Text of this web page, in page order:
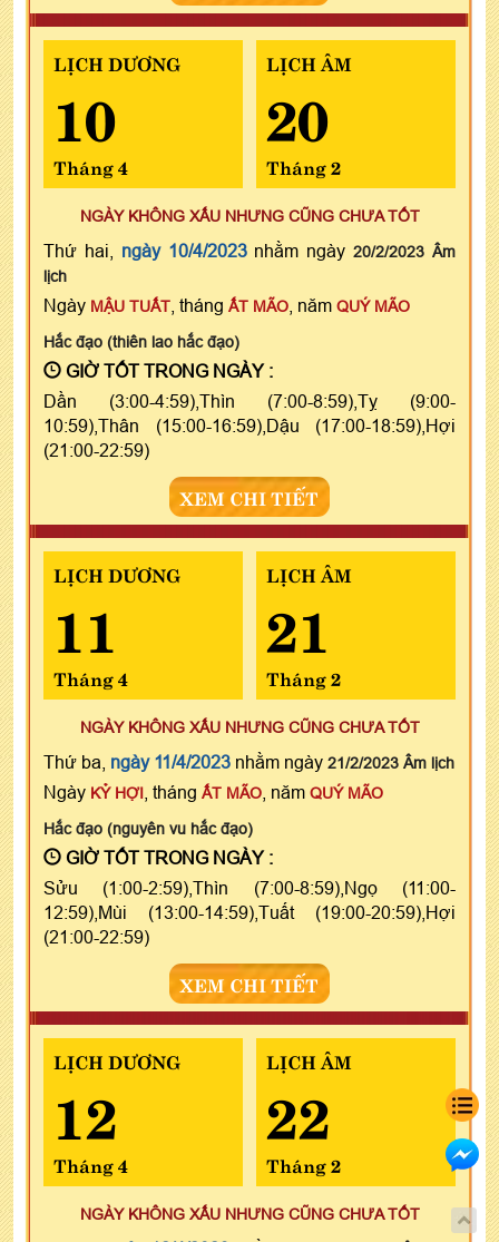
LỊCH DƯƠNG
10
Tháng 4
LỊCH ÂM
20
Tháng 2
NGÀY KHÔNG XẤU NHƯNG CŨNG CHƯA TỐT
Thứ hai, ngày 10/4/2023nhằm ngày20/2/2023 Âm
lịch
Ngày MẬU TUẤT , tháng ẤT MÃO , năm QUÝ MÃO
Hắc đạo (thiên lao hắc đạo)
GIỜ TỐT TRONG NGÀY :
Dần (3:00-4:59),Thìn (7:00-8:59),Tỵ (9:00-
10:59),Thân (15:00-16:59),Dậu (17:00-18:59),Hợi
(21:00-22:59)
XEM CHI TIẾT
LỊCH DƯƠNG
11
Tháng 4
LỊCH ÂM
21
Tháng 2
NGÀY KHÔNG XẤU NHƯNG CŨNG CHƯA TỐT
Thứ ba, ngày 11/4/2023 nhằm ngày 21/2/2023 Âm lịch
Ngày KỶ HỢI , tháng ẤT MÃO , năm QUÝ MÃO
Hắc đạo (nguyên vu hắc đạo)
GIỜ TỐT TRONG NGÀY :
Sửu (1:00-2:59),Thìn (7:00-8:59),Ngọ (11:00-
12:59),Mùi (13:00-14:59),Tuất (19:00-20:59),Hợi
(21:00-22:59)
XEM CHI TIẾT
LỊCH DƯƠNG
12
Tháng 4
LỊCH ÂM
22
Tháng 2
NGÀY KHÔNG XẤU NHƯNG CŨNG CHƯA TỐT